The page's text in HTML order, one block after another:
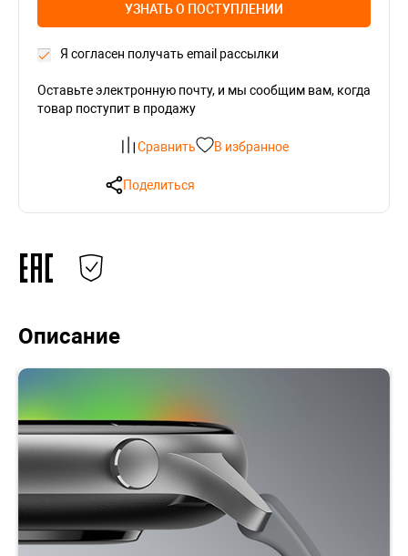
УЗНАТЬ О ПОСТУПЛЕНИИ
Я согласен получать email рассылки
Оставьте электронную почту, и мы сообщим вам, когда
товар поступит в продажу
Сравнить В избранное
Поделиться
Описание